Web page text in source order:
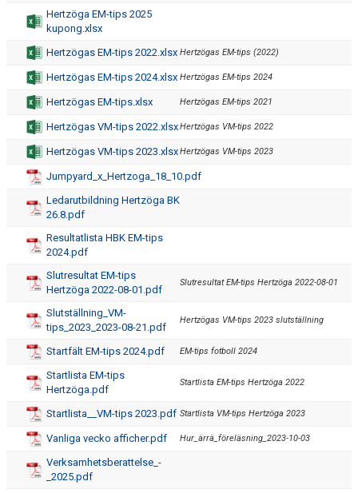
FÖRENINGSDOKUMENT_GAMLA
SPONSORER
FÖRENINGSDOKUMENT
Hertzöga EM-tips 2025
kupong.xlsx
Hertzögas EM-tips 2022.xlsx Hertzögas EM-tips (2022)
Hertzögas EM-tips 2024.xlsx Hertzögas EM-tips 2024
Hertzögas EM-tips.xlsx Hertzögas EM-tips 2021
Hertzögas VM-tips 2022.xlsxHertzögas VM-tips 2022
Hertzögas VM-tips 2023.xlsxHertzögas VM-tips 2023
Jumpyard_x_Hertzoga_18_10.pdf
Ledarutbildning Hertzöga BK
26.8.pdf
Resultatlista HBK EM-tips
2024.pdf
Slutresultat EM-tips
Hertzöga 2022-08-01.pdf
Slutresultat EM-tips Hertzöga 2022-08-01
Slutställning_VM-
tips_2023_2023-08-21.pdf
Hertzögas VM-tips 2023 slutställning
Startfält EM-tips 2024.pdf EM-tips fotboll 2024
Startlista EM-tips
Hertzöga.pdf
Startlista EM-tips Hertzöga 2022
Startlista__VM-tips 2023.pdf Startlista VM-tips Hertzöga 2023
Vanliga vecko afficher.pdf Hur_ärrä_föreläsning_2023-10-03
Verksamhetsberattelse_-
_2025.pdf